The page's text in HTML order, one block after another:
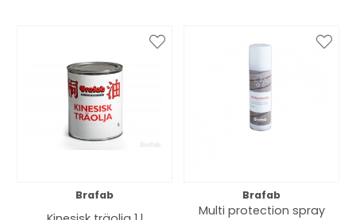
Brafab Brafab
Multi protection spray